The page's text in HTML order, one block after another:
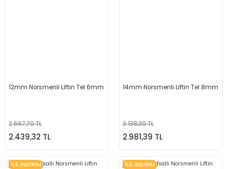
12mm Norsmenli Liftin Tel 6mm
2.567,70 TL
2.439,32 TL
14mm Norsmenli Liftin Tel 8mm
3.138,30 TL
2.981,39 TL
%5 İNDİRİM %5 İNDİRİM